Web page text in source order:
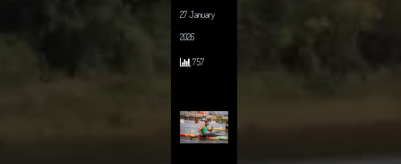
27 January
2026
757